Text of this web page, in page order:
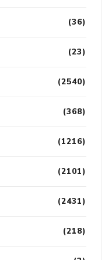
(36)
(23)
(2540)
(368)
(1216)
(2101)
(2431)
(218)